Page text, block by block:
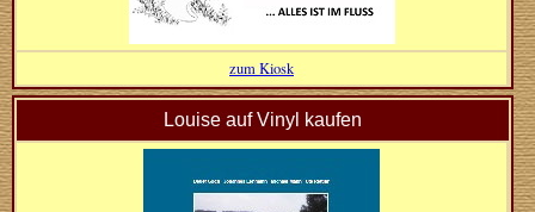
zum Kiosk
Louise auf Vinyl kaufen